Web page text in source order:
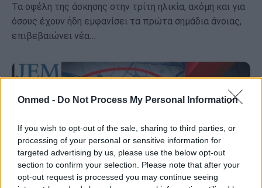
Onmed - Do Not Process My Personal Information
If you wish to opt-out of the sale, sharing to third parties, or
processing of your personal or sensitive information for
targeted advertising by us, please use the below opt-out
section to confirm your selection. Please note that after your
opt-out request is processed you may continue seeing
Τα οφέλη της άσκησης στην τρίτη ηλικία, ακόμη και για
όσους έχουν ήδη εμφανίσει τα πρώτα σημάδια άνοιας,
επιβεβαιώνει νέα…